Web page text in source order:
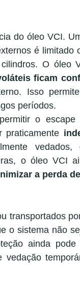
do óleo VCI.
é limitado
O óleo
ficam
Isso
períodos.
o
praticamente
vedados,
o óleo VCI
a perda
transportados
o sistema não
ainda